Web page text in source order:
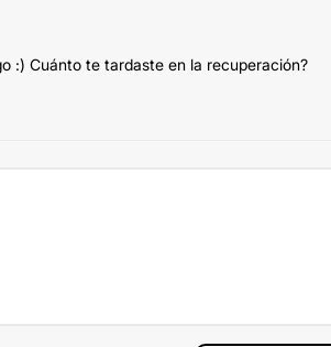
:) Cuánto te tardaste en la recuperación?